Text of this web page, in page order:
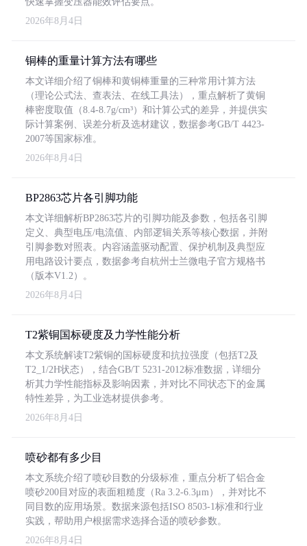
2026年8月4日
铜棒的重量计算方法有哪些
本文详细介绍了铜棒和黄铜棒重量的三种常用计算方法
（理论公式法、查表法、在线工具法），重点解析了黄铜
棒密度取值（8.4-8.7g/cm³）和计算公式的差异，并提供实
际计算案例、误差分析及选材建议，数据参考GB/T 4423-
2007等国家标准。
2026年8月4日
BP2863芯片各引脚功能
本文详细解析BP2863芯片的引脚功能及参数，包括各引脚
定义、典型电压/电流值、内部逻辑关系等核心数据，并附
引脚参数对照表。内容涵盖驱动配置、保护机制及典型应
用电路设计要点，数据参考自杭州士兰微电子官方规格书
（版本V1.2）。
2026年8月4日
T2紫铜国标硬度及力学性能分析
本文系统解读T2紫铜的国标硬度和抗拉强度（包括T2及
T2_1/2H状态），结合GB/T 5231-2012标准数据，详细分
析其力学性能指标及影响因素，并对比不同状态下的金属
特性差异，为工业选材提供参考。
2026年8月4日
喷砂都有多少目
本文系统介绍了喷砂目数的分级标准，重点分析了铝合金
喷砂200目对应的表面粗糙度（Ra 3.2-6.3μm），并对比不
同目数的应用场景。数据来源包括ISO 8503-1标准和行业
实践，帮助用户根据需求选择合适的喷砂参数。
2026年8月4日